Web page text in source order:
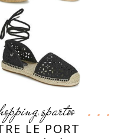
,spartoo
LE PORT